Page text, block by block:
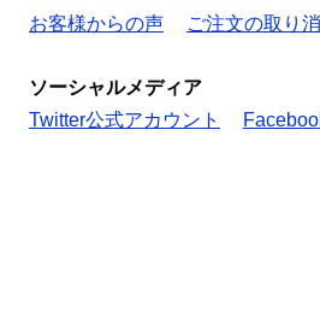
お客様からの声
ご注文の取り
ソーシャルメディア
Twitter公式アカウント